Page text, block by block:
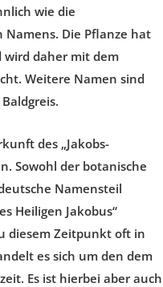
wie die
Die Pflanze hat
wird daher mit dem
Weitere Namen sind
des „Jakobs-
Sowohl der botanische
Namensteil
Heiligen Jakobus“
diesem Zeitpunkt oft in
es sich um den dem
Es ist hierbei aber auch